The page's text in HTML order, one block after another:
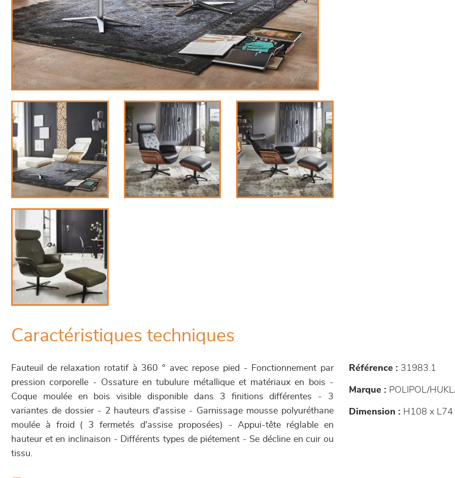
Caractéristiques techniques
Fauteuil de relaxation rotatif à 360 ° avec repose pied - Fonctionnement par
pression corporelle - Ossature en tubulure métallique et matériaux en bois -
Coque moulée en bois visible disponible dans 3 finitions différentes - 3
variantes de dossier - 2 hauteurs d'assise - Garnissage mousse polyuréthane
moulée à froid ( 3 fermetés d'assise proposées) - Appui-tête réglable en
hauteur et en inclinaison - Différents types de piétement - Se décline en cuir ou
tissu.
Référence : 31983.1
Marque : POLIPOL/
Dimension : H108 x L74